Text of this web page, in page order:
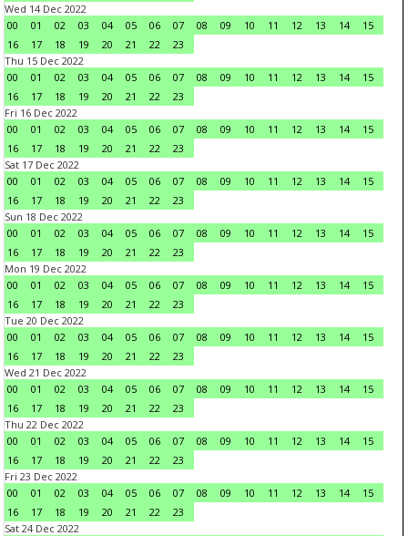
Wed 14 Dec 2022
00
01 02 03 04 05 06 07 08 09 10 11 12 13 14
15
16
17 18 19 20 21 22
23
Thu 15 Dec 2022
00
01 02 03 04 05 06 07 08 09 10 11 12 13 14
15
16
17 18 19 20 21 22
23
Fri 16 Dec 2022
00
01 02 03 04 05 06 07 08 09 10 11 12 13 14
15
16
17 18 19 20 21 22
23
Sat 17 Dec 2022
00
01 02 03 04 05 06 07 08 09 10 11 12 13 14
15
16
17 18 19 20 21 22
23
Sun 18 Dec 2022
00
01 02 03 04 05 06 07 08 09 10 11 12 13 14
15
16
17 18 19 20 21 22
23
Mon 19 Dec 2022
00
01 02 03 04 05 06 07 08 09 10 11 12 13 14
15
16
17 18 19 20 21 22
23
Tue 20 Dec 2022
00
01 02 03 04 05 06 07 08 09 10 11 12 13 14
15
16
17 18 19 20 21 22
23
Wed 21 Dec 2022
00
01 02 03 04 05 06 07 08 09 10 11 12 13 14
15
16
17 18 19 20 21 22
23
Thu 22 Dec 2022
00
01 02 03 04 05 06 07 08 09 10 11 12 13 14
15
16
17 18 19 20 21 22
23
Fri 23 Dec 2022
00
01 02 03 04 05 06 07 08 09 10 11 12 13 14
15
16
17 18 19 20 21 22
23
Sat 24 Dec 2022